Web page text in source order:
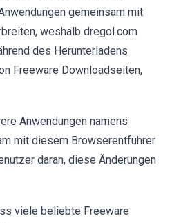
gemeinsam mit
weshalb dregol.com
des Herunterladens
Freeware Downloadseiten,
Anwendungen namens
mit diesem Browserentführer
daran, diese Änderungen
viele beliebte Freeware